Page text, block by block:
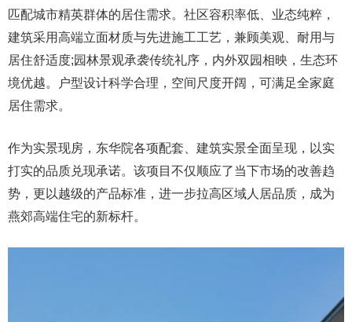
匹配城市精英群体的居住需求。社区容积率低、业态纯粹，
建筑采用高端立面材质与先进施工工艺，兼顾美观、耐用与
居住舒适度;园林景观承袭传统礼序，内外双园相映，生态环
境优越。户型设计科学合理，空间尺度开阔，可满足全家庭
居住需求。
作为实景现房，东华院各项配套、建筑实景全面呈现，以实
打实的品质兑现承诺。该项目不仅顺应了当下市场的改善趋
势，更以越级的产品标准，进一步拉高区域人居品质，成为
燕郊高端住宅的新标杆。